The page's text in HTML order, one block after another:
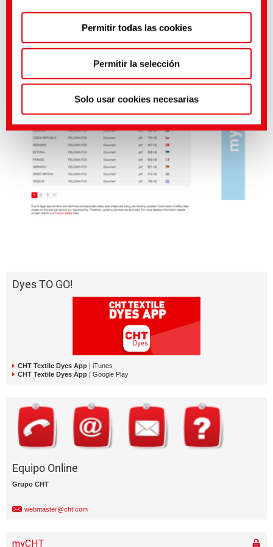
Puedes hacer ajustes más precisos aquí o en nuestra
política de privacidad.(Impresión)
Permitir todas las cookies
Permitir la selección
Solo usar cookies necesarias
Dyes TO GO!
CHT Textile Dyes App | iTunes
CHT Textile Dyes App | Google Play
Equipo Online
Grupo CHT
webmaster@cht.com